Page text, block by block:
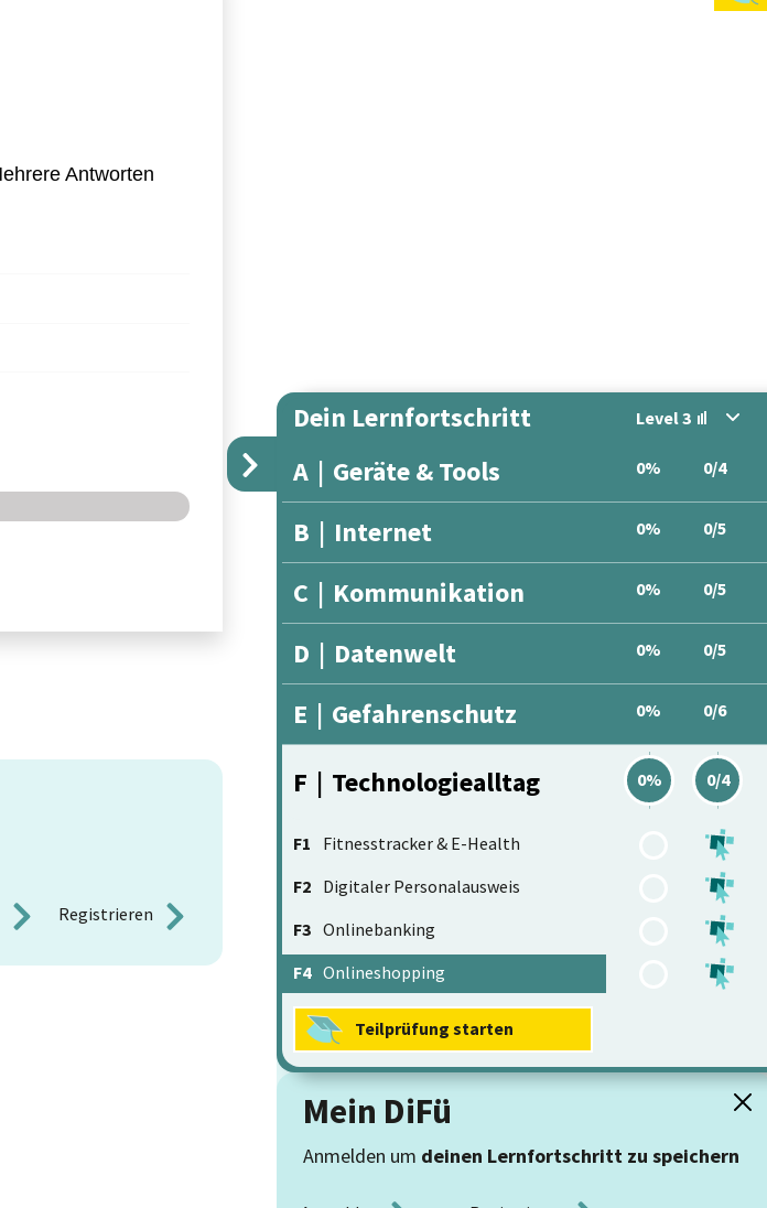
Registrieren
Dein Lernfortschritt Level 3
A | Geräte & Tools 0% 0/4
B | Internet 0% 0/5
C | Kommunikation 0% 0/5
D | Datenwelt 0% 0/5
E | Gefahrenschutz 0% 0/6
F | Technologiealltag 0% 0/4
F1
Fitnesstracker & E-Health
F2 Digitaler Personalausweis
F3 Onlinebanking
F4 Onlineshopping
Teilprüfung starten
Mein DiFü
Anmelden um deinen Lernfortschritt zu speichern